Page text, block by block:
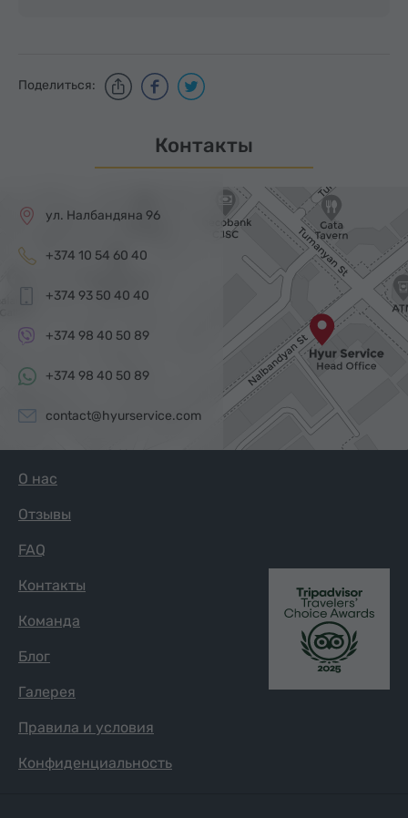
Поделиться:
Контакты
ул. Налбандяна 96
+374 10 54 60 40
+374 93 50 40 40
+374 98 40 50 89
+374 98 40 50 89
contact@hyurservice.com
О нас
Отзывы
FAQ
Контакты
Команда
Блог
Галерея
Правила и условия
Конфиденциальность